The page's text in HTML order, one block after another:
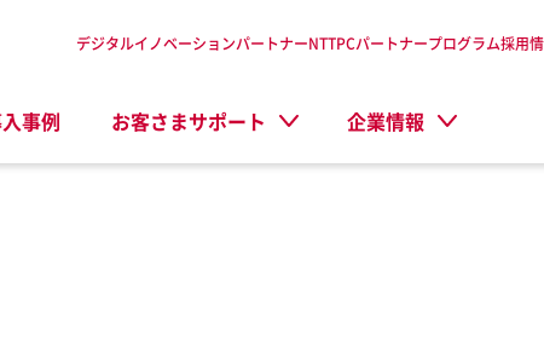
事例 お客さまサポート 企業情報
デジタルイノベーションパートナーNTTPCパートナープログラム採用